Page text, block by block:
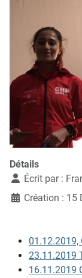
Détails
Écrit par :
Création : 15
01.12.2019,
23.11.2019
16.11.2019